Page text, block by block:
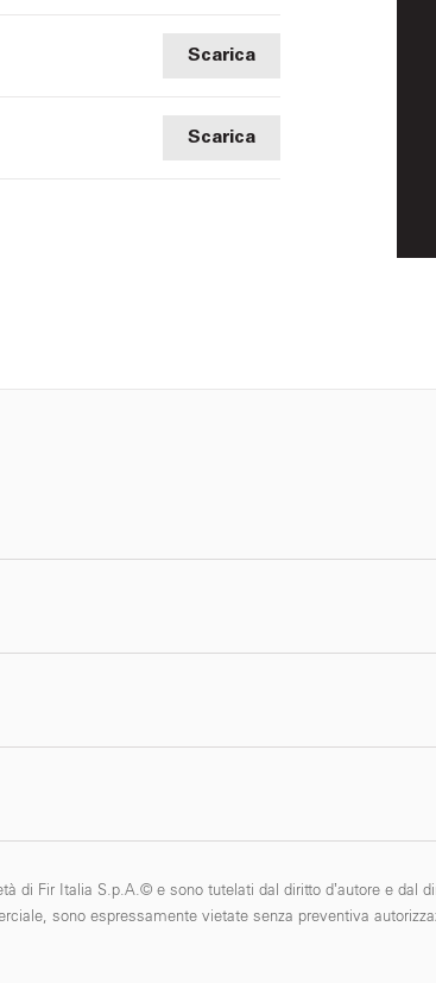
Scarica
Scarica
Fir Italia S.p.A.© e sono tutelati dal diritto d’autore e dal
sono espressamente vietate senza preventiva